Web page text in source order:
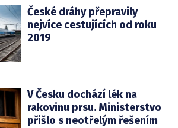
České dráhy přepravily
nejvíce cestujících od roku
2019
V Česku dochází lék na
rakovinu prsu. Ministerstvo
přišlo s neotřelým řešením